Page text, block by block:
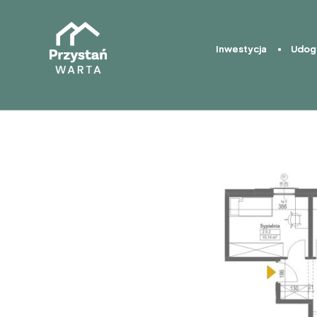
Inwestycja
Inwestycja